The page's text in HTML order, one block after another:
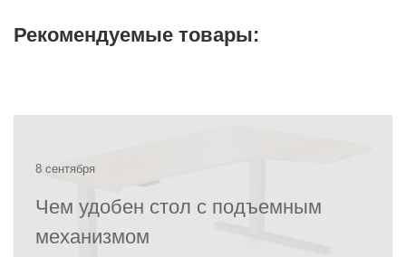
Рекомендуемые товары:
8 сентября
Чем удобен стол с подъемным
механизмом